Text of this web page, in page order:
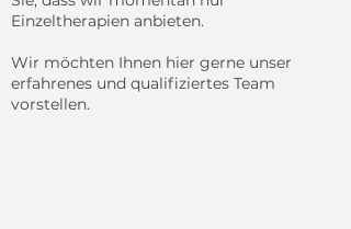
Einzeltherapien anbieten.
Wir möchten Ihnen hier gerne unser
erfahrenes und qualifiziertes Team
vorstellen.